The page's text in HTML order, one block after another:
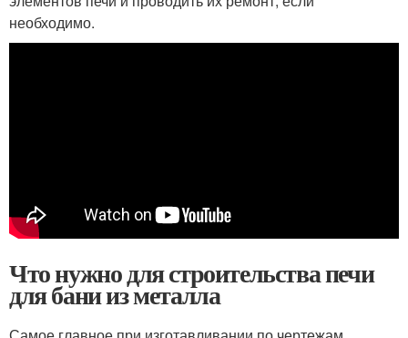
необходимо.
Что нужно для строительства печи
для бани из металла